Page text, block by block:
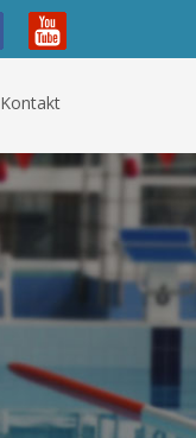
Kontakt